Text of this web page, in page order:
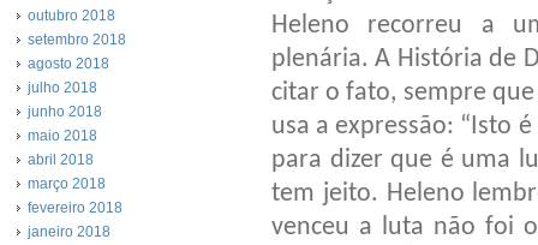
outubro 2018
setembro 2018
agosto 2018
julho 2018
junho 2018
maio 2018
abril 2018
março 2018
fevereiro 2018
janeiro 2018
Heleno recorreu a
plenária. A História de
citar o fato, sempre
usa a expressão: “Isto
para dizer que é uma
tem jeito. Heleno
venceu a luta não foi